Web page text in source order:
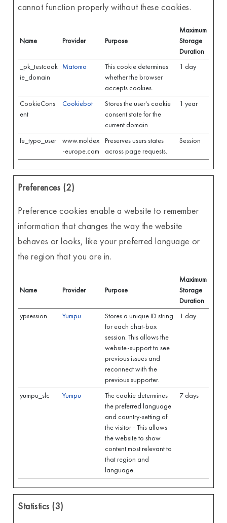
cannot function properly without these cookies.
Name Provider Purpose
Maximum
Storage
Duration
_pk_testcook
ie_domain
Matomo
This cookie determines
whether the browser
accepts cookies.
1 day
CookieCons
ent
Cookiebot
Stores the user's cookie
consent state for the
current domain
1 year
fe_typo_user
www.moldex
-europe.com
Preserves users states
across page requests.
Session
Preferences (2)
Preference cookies enable a website to remember
information that changes the way the website
behaves or looks, like your preferred language or
the region that you are in.
Name Provider Purpose
Maximum
Storage
Duration
ypsession
Yumpu
Stores a unique ID string
for each chat-box
session. This allows the
website-support to see
previous issues and
reconnect with the
previous supporter.
1 day
yumpu_slc Yumpu
The cookie determines
the preferred language
and country-setting of
the visitor - This allows
the website to show
content most relevant to
that region and
language.
7 days
Statistics (3)